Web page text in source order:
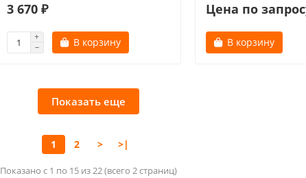
3 670 ₽
В корзину
Цена по
В корзину
Показать еще
1 2 > >|
Показано с 1 по 15 из 22 (всего 2 страниц)